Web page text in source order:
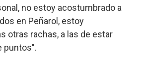
no estoy acostumbrado a
en Peñarol, estoy
otras rachas, a las de estar
puntos".